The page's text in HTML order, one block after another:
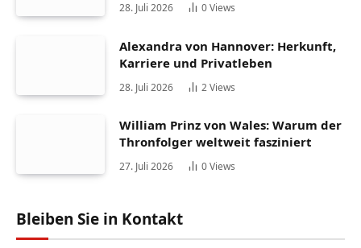
28. Juli 2026 0Views
Alexandra von Hannover: Herkunft,
Karriere und Privatleben
28. Juli 2026 2Views
William Prinz von Wales: Warum der
Thronfolger weltweit fasziniert
27. Juli 2026 0Views
Bleiben Sie in Kontakt